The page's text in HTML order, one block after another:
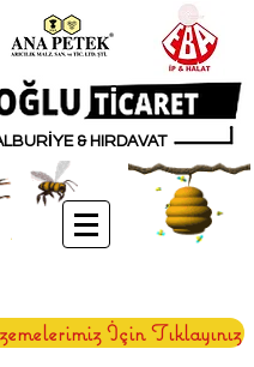
& HIRDAVAT
İçin Tıklayınız